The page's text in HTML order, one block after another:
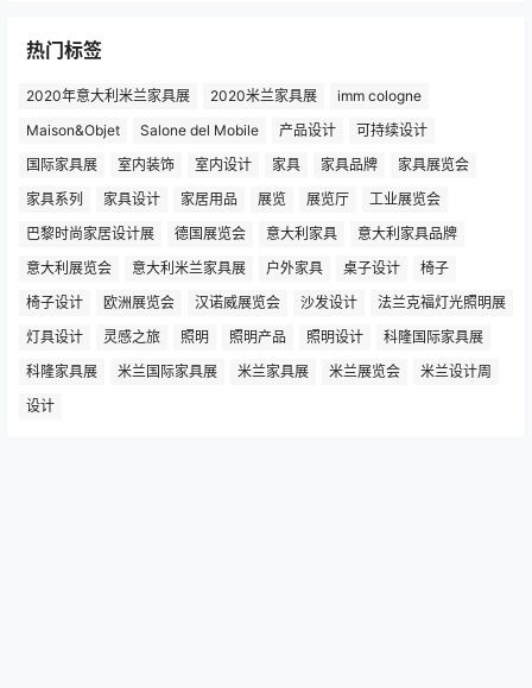
热门标签
2020年意大利米兰家具展 2020米兰家具展
imm cologne
Maison&Objet
Salone del Mobile 产品设计
可持续设计
国际家具展
室内装饰 室内设计 家具 家具品牌
家具展览会
家具系列
家具设计 家居用品 展览 展览厅
工业展览会
巴黎时尚家居设计展
德国展览会 意大利家具
意大利家具品牌
意大利展览会
意大利米兰家具展 户外家具 桌子设计
椅子
椅子设计
欧洲展览会 汉诺威展览会 沙发设计
法兰克福灯光照明展
灯具设计
灵感之旅 照明 照明产品 照明设计
科隆国际家具展
科隆家具展
米兰国际家具展 米兰家具展 米兰展览会
米兰设计周
设计